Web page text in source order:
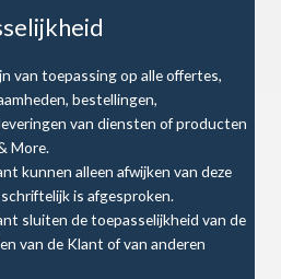
van toepassing op alle offertes,
bestellingen,
van diensten of producten
More.
kunnen alleen afwijken van deze
is afgesproken.
sluiten de toepasselijkheid van de
van de Klant of van anderen